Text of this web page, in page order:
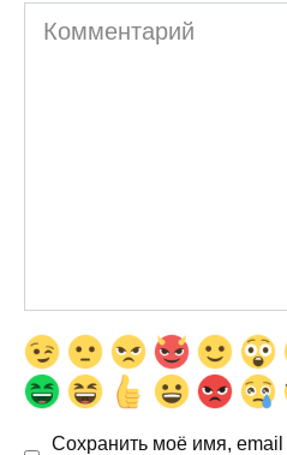
Комментарий
Сохранить моё имя, email